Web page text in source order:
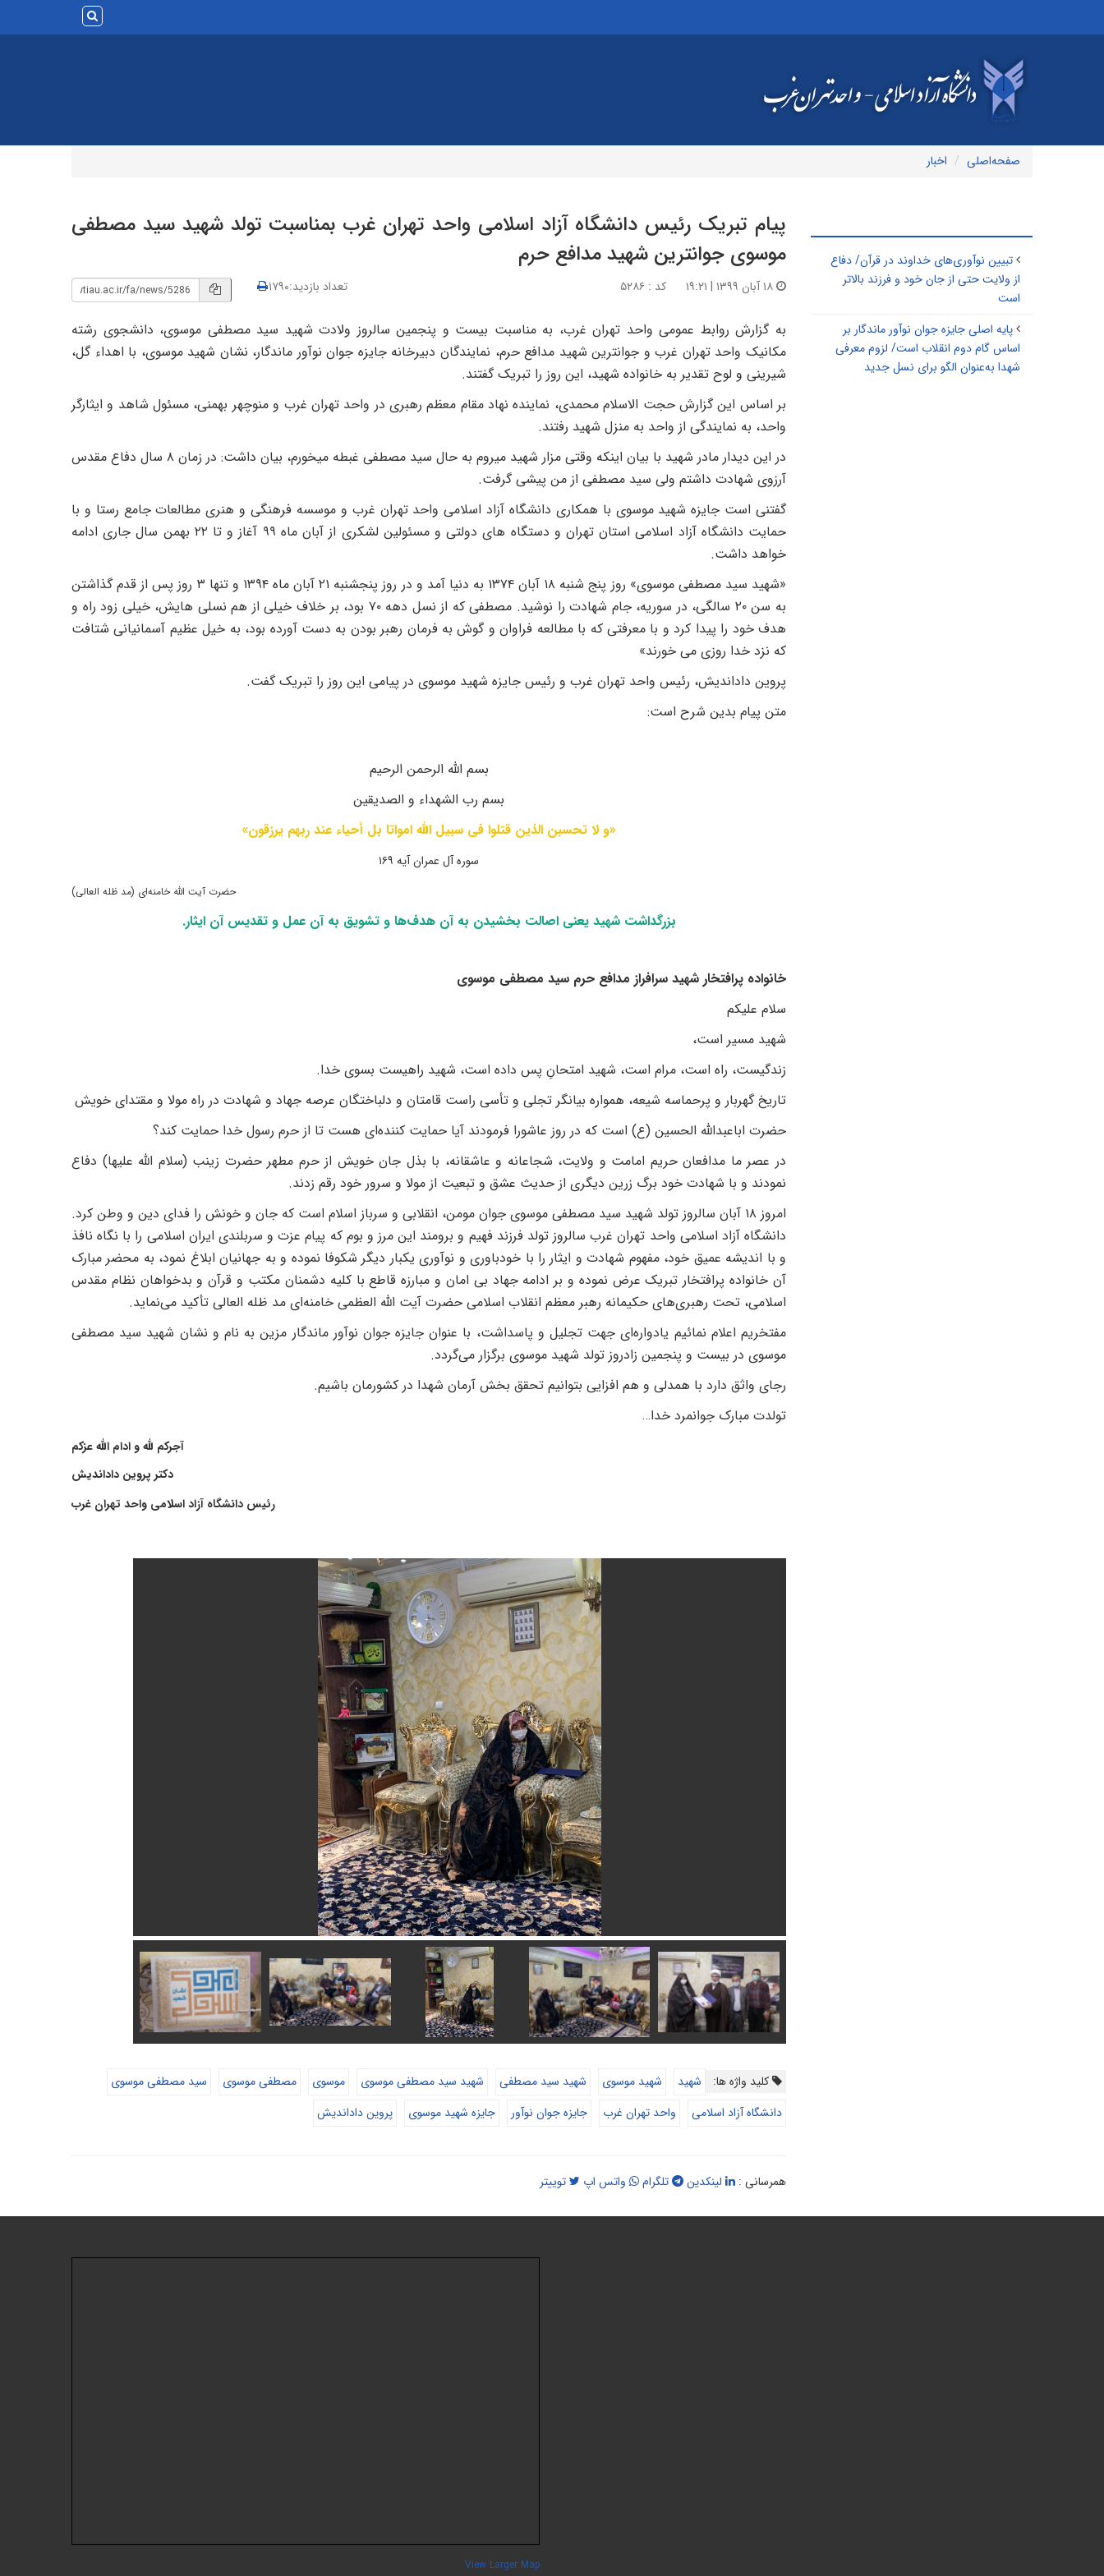
صفحه‌اصلی اخبار
پیام تبریک رئیس دانشگاه آزاد اسلامی واحد تهران غرب بمناسبت تولد شهید سید مصطفی
موسوی جوانترین شهید مدافع حرم
کد : ۵۲۸۶ تعداد بازدید:۱۷۹۰
به گزارش روابط عمومی واحد تهران غرب، به مناسبت بیست و پنجمین سالروز ولادت شهید سید مصطفی موسوی، دانشجوی رشته
مکانیک واحد تهران غرب و جوانترین شهید مدافع حرم، نمایندگان دبیرخانه جایزه جوان نوآور ماندگار، نشان شهید موسوی، با اهداء گل،
شیرینی و لوح تقدیر به خانواده شهید، این روز را تبریک گفتند.
بر اساس این گزارش حجت الاسلام محمدی، نماینده نهاد مقام معظم رهبری در واحد تهران غرب و منوچهر بهمنی، مسئول شاهد و ایثارگر
واحد، به نمایندگی از واحد به منزل شهید رفتند.
در این دیدار مادر شهید با بیان اینکه وقتی مزار شهید میروم به حال سید مصطفی غبطه میخورم، بیان داشت: در زمان ۸ سال دفاع مقدس
آرزوی شهادت داشتم ولی سید مصطفی از من پیشی گرفت.
گفتنی است جایزه شهید موسوی با همکاری دانشگاه آزاد اسلامی واحد تهران غرب و موسسه فرهنگی و هنری مطالعات جامع رستا و با
حمایت دانشگاه آزاد اسلامی استان تهران و دستگاه های دولتی و مسئولین لشکری از آبان ماه ۹۹ آغاز و تا ۲۲ بهمن سال جاری ادامه
خواهد داشت.
«شهید سید مصطفی موسوی» روز پنج شنبه ۱۸ آبان ۱۳۷۴ به دنیا آمد و در روز پنجشنبه ۲۱ آبان ماه ۱۳۹۴ و تنها ۳ روز پس از قدم گذاشتن
به سن ۲۰ سالگی، در سوریه، جام شهادت را نوشید. مصطفی که از نسل دهه ۷۰ بود، بر خلاف خیلی از هم نسلی هایش، خیلی زود راه و
هدف خود را پیدا کرد و با معرفتی که با مطالعه فراوان و گوش به فرمان رهبر بودن به دست آورده بود، به خیل عظیم آسمانیانی شتافت
که نزد خدا روزی می خورند»
پروین داداندیش، رئیس واحد تهران غرب و رئیس جایزه شهید موسوی در پیامی این روز را تبریک گفت.
متن پیام بدین شرح است:
بسم الله الرحمن الرحیم
بسم رب الشهداء و الصدیقین
«و لا تحسبن الذین قتلوا فی سبیل الله امواتا بل أحیاء عند ربهم یرزقون»
سوره آل عمران آیه ۱۶۹
حضرت آیت الله خامنه‌ای (مد ظله العالی)
بزرگداشت شهید یعنی اصالت بخشیدن به آن هدف‌ها و تشویق به آن عمل و تقدیس آن ایثار.
خانواده پرافتخار شهید سرافراز مدافع حرم سید مصطفی موسوی
سلام علیکم
شهید مسیر است،
زندگیست، راه است، مرام است، شهید امتحانِ پس داده است، شهید راهیست بسوی خدا.
تاریخ گهربار و پرحماسه شیعه، همواره بیانگر تجلی و تأسی راست قامتان و دلباختگان عرصه جهاد و شهادت در راه مولا و مقتدای خویش
حضرت اباعبدالله الحسین (ع) است که در روز عاشورا فرمودند آیا حمایت کننده‌ای هست تا از حرم رسول خدا حمایت کند؟
در عصر ما مدافعان حریم امامت و ولایت، شجاعانه و عاشقانه، با بذل جان خویش از حرم مطهر حضرت زینب (سلام الله علیها) دفاع
نمودند و با شهادت خود برگ زرین دیگری از حدیث عشق و تبعیت از مولا و سرور خود رقم زدند.
امروز ۱۸ آبان سالروز تولد شهید سید مصطفی موسوی جوان مومن، انقلابی و سرباز اسلام است که جان و خونش را فدای دین و وطن کرد.
دانشگاه آزاد اسلامی واحد تهران غرب سالروز تولد فرزند فهیم و برومند این مرز و بوم که پیام عزت و سربلندی ایران اسلامی را با نگاه نافذ
و با اندیشه عمیق خود، مفهوم شهادت و ایثار را با خودباوری و نوآوری یکبار دیگر شکوفا نموده و به جهانیان ابلاغ نمود، به محضر مبارک
آن خانواده پرافتخار تبریک عرض نموده و بر ادامه جهاد بی امان و مبارزه قاطع با کلیه دشمنان مکتب و قرآن و بدخواهان نظام مقدس
اسلامی، تحت رهبری‌های حکیمانه رهبر معظم انقلاب اسلامی حضرت آیت الله العظمی خامنه‌ای مد ظله العالی تأکید می‌نماید.
مفتخریم اعلام نمائیم یادواره‌ای جهت تجلیل و پاسداشت، با عنوان جایزه جوان نوآور ماندگار مزین به نام و نشان شهید سید مصطفی
موسوی در بیست و پنجمین زادروز تولد شهید موسوی برگزار می‌گردد.
رجای واثق دارد با همدلی و هم افزایی بتوانیم تحقق بخش آرمان شهدا در کشورمان باشیم.
تولدت مبارک جوانمرد خدا…
آجرکم لله و ادام الله عزکم
دکتر پروین داداندیش
رئیس دانشگاه آزاد اسلامی واحد تهران غرب
کلید واژه ها: شهید شهید موسوی شهید سید مصطفی شهید سید مصطفی موسوی موسوی مصطفی موسوی
سید مصطفی موسوی
دانشگاه آزاد اسلامی
واحد تهران غرب جایزه جوان نوآور جایزه شهید موسوی پروین داداندیش
همرسانی : لینکدین تلگرام واتس اپ توییتر
تبیین نوآوری‌های خداوند در قرآن/ دفاع
از ولایت حتی از جان خود و فرزند بالاتر
است
پایه اصلی جایزه جوان نوآور ماندگار بر
اساس گام دوم انقلاب است/ لزوم معرفی
شهدا به‌عنوان الگو برای نسل جدید
View Larger Map